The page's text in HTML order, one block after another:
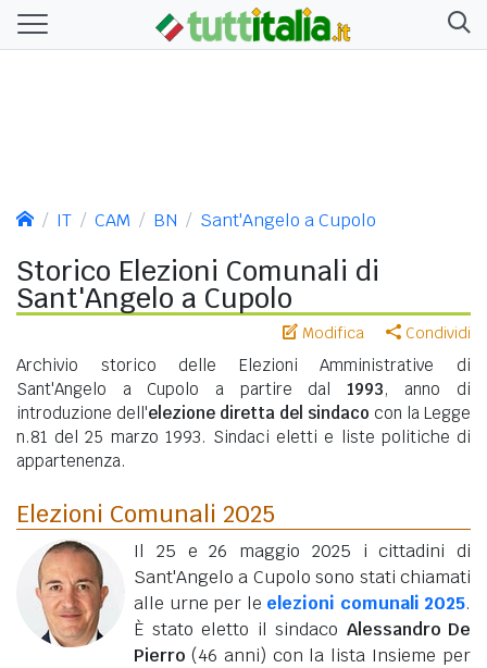
IT CAM BN Sant'Angelo a Cupolo
Storico Elezioni Comunali di
Sant'Angelo a Cupolo
Modifica Condividi
Archivio storico delle Elezioni Amministrative di
Sant'Angelo a Cupolo a partire dal 1993, anno di
introduzione dell'elezione diretta del sindaco con la Legge
n.81 del 25 marzo 1993. Sindaci eletti e liste politiche di
appartenenza.
Elezioni Comunali 2025
Il 25 e 26 maggio 2025 i cittadini di
Sant'Angelo a Cupolo sono stati chiamati
alle urne per le elezioni comunali 2025.
È stato eletto il sindaco Alessandro De
Pierro (46 anni) con la lista Insieme per